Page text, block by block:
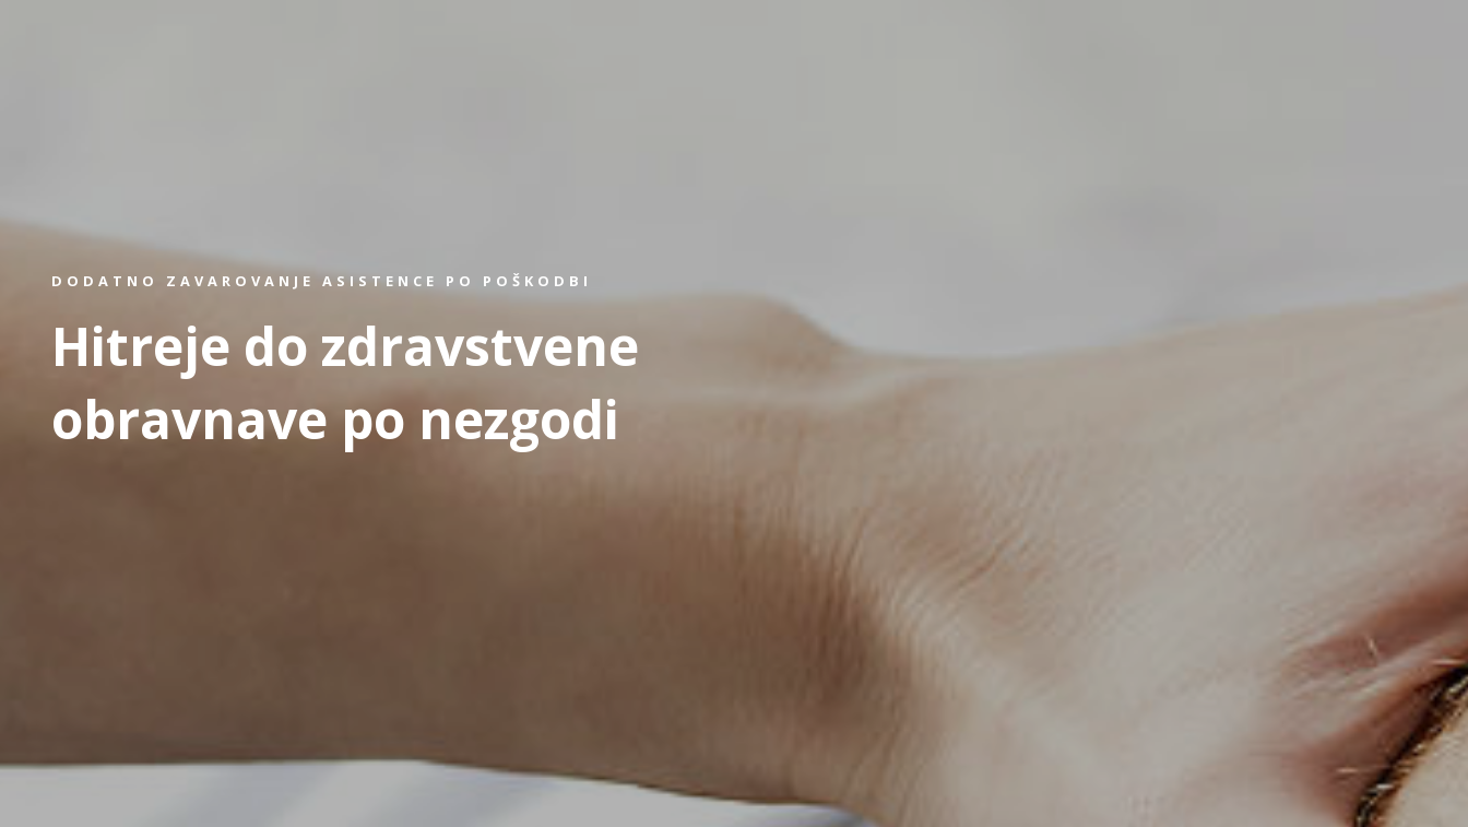
DODATNO ZAVAROVANJE ASISTENCE PO POŠKODBI
Hitreje do zdravstvene
obravnave po nezgodi